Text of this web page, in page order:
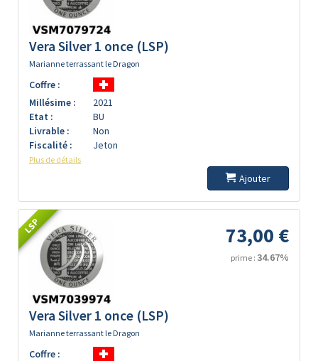
Vera Silver 1 once (LSP)
Marianne terrassant le Dragon
Coffre :
Millésime :
2021
Etat :
BU
Livrable :
Non
Fiscalité :
Jeton
Plus de détails
Ajouter
LSP 73,00 €
prime : 34.67%
Vera Silver 1 once (LSP)
Marianne terrassant le Dragon
Coffre :